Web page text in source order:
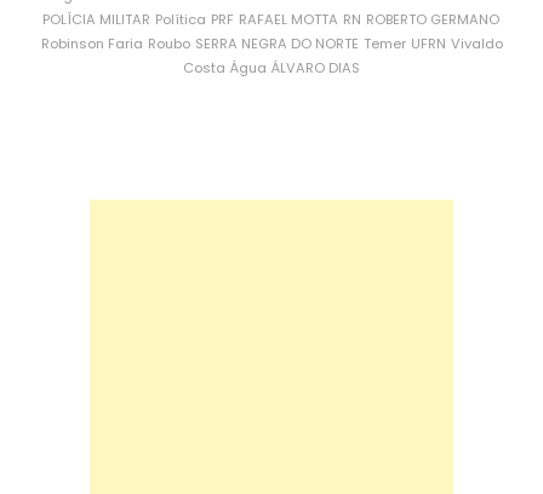
POLÍCIA MILITAR Política PRF RAFAEL MOTTA RN ROBERTO GERMANO
Robinson Faria Roubo SERRA NEGRA DO NORTE Temer UFRN Vivaldo
Costa Água ÁLVARO DIAS